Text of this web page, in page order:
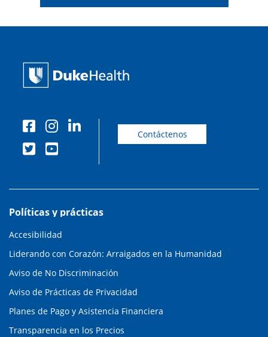
Contáctenos
Políticas y prácticas
Accesibilidad
Liderando con Corazón: Arraigados en la Humanidad
Aviso de No Discriminación
Aviso de Prácticas de Privacidad
Planes de Pago y Asistencia Financiera
Transparencia en los Precios